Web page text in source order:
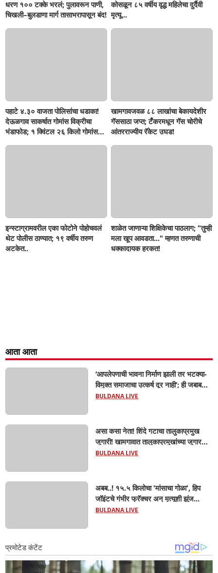
धरण १०० टक्के भरलं; पुलावरून पाणी,
चिखली–बुलडाणा मार्ग तासाभरापासून बंद!
कोसळून ८५ वर्षीय वृद्ध महिलेचा दुर्दैवी
मृत्यू...
पहाटे ४.३० वाजता पोलिसांचा धडाका!
देऊळगाव साकर्षात गोमांस विक्रीचा
भंडाफोड; १ क्विंटल २६ किलो गोमांस
खामगावजवळ ८८ लाखांचा बेकायदेशीर
गॅससाठा जप्त; टँकरमधून गॅस चोरीचे
आंतरराज्यीय रॅकेट उघड!
इन्स्टाग्रामवरील एका फोटोने पोहोचवलं
थेट पोलीस ठाण्यात; १९ वर्षीय तरुण
अटकेत..
शाळेत जाणाऱ्या शिक्षिकेचा पाठलाग; "तुम्ही
मला खूप आवडता..." म्हणत तरुणाची
धक्कादायक हरकत!
आता आता
‘आपलेपणाची भावना निर्माण झाली तर भटक्या-
विमुक्त समाजाचा उत्कर्ष दूर नाही’; ही जबाबदारी
केवळ सरकारची नाही,आपल्या सर्वांची !
BULDANA LIVE
असा कसा नेता! शिंदे गटाचा तालुकाप्रमुख
जुगारी! खामगावात तालुकाप्रमुखांच्या जुगार
अड्ड्यावर डीवायएसपी पथकाची धाड.. अंधारात
BULDANA LIVE
अबब..! १५.५ किलोचा 'मांसाचा गोळा', हिप
जॉइंटचे गंभीर फ्रॅक्चर अन् मृत्यूशी झुंज...
BULDANA LIVE